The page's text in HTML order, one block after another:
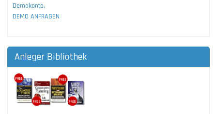
Demokonto.
DEMO ANFRAGEN
Anleger Bibliothek